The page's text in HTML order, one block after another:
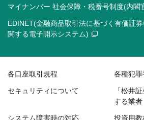
マイナンバー 社会保障・税番号制度(内閣
EDINET(金融商品取引法に基づく有価証
関する電子開示システム)
各口座取引規程 各種犯
セキュリティについて
「松井
する業者
システム障害時の対応 投資用